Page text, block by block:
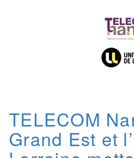
TELECOM
Grand Est et